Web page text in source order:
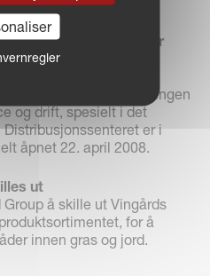
for reservedeler
å slå sammen
Tyskland og Orléans,
Hovedgrunnen for flyttingen
og drift, spesielt i det
er i
åpnet 22. april 2008.
ut
å skille ut Vingårds
for å
innen gras og jord.